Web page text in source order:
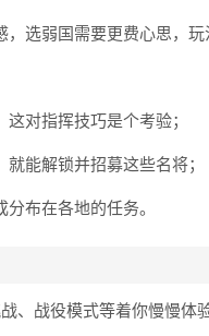
选弱国需要更费心思，玩
对指挥技巧是个考验；
能解锁并招募这些名将；
布在各地的任务。
、战役模式等着你慢慢体验